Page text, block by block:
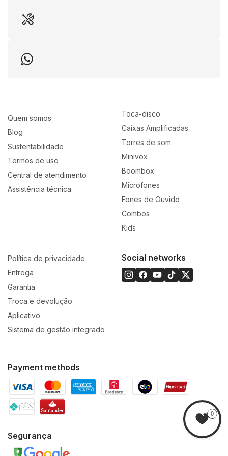
Quem somos
Blog
Sustentabilidade
Termos de uso
Central de atendimento
Assistência técnica
Toca-disco
Caixas Amplificadas
Torres de som
Minivox
Boombox
Microfones
Fones de Ouvido
Combos
Kids
Política de privacidade
Entrega
Garantia
Troca e devolução
Aplicativo
Sistema de gestão integrado
Social networks
Payment methods
Segurança
0